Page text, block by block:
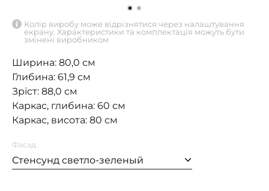
Колір виробу може відрізнятися через налаштування
екрану. Характеристики та комплектація можуть бути
змінені виробником
Ширина: 80,0 см
Глибина: 61,9 см
Зріст: 88,0 см
Каркас, глибина: 60 см
Каркас, висота: 80 см
Фасад
Стенсунд светло-зеленый